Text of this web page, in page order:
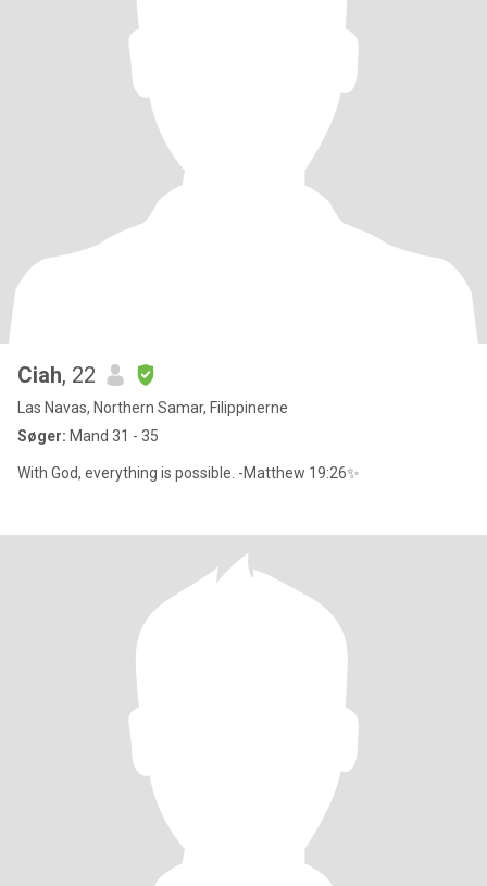
Ciah, 22
Las Navas, Northern Samar, Filippinerne
Søger: Mand 31 - 35
With God, everything is possible. -Matthew 19:26✨